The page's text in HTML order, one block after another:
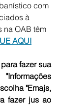
com
à
na OAB têm
AQUI
fazer sua
"Emajs,
fazer jus ao